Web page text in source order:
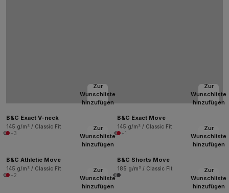
Zur
Wunschliste
hinzufügen
B&C Exact V-neck
145 g/m² / Classic Fit
+3
Zur
Wunschliste
hinzufügen
B&C Exact Move
145 g/m² / Classic Fit
+1
Zur
Wunschliste
hinzufügen
B&C Athletic Move
145 g/m² / Classic Fit
+2
Zur
Wunschliste
hinzufügen
B&C Shorts Move
185 g/m² / Classic Fit
Zur
Wunschliste
hinzufügen
Zur
Wunschliste
hinzufügen